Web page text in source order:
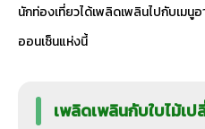
นักท่องเที่ยวได้เพลิดเพลินไปกับเม
ออนเซ็นแห่งนี้
เพลิดเพลินกับใบไม้เ